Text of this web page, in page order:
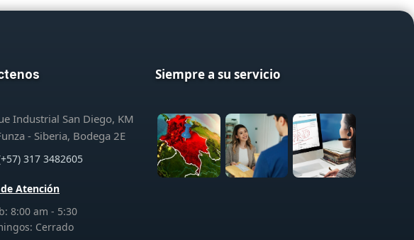
Industrial San Diego, KM
- Siberia, Bodega 2E
317 3482605
Atención
8:00 am - 5:30
Cerrado
Siempre a su servicio